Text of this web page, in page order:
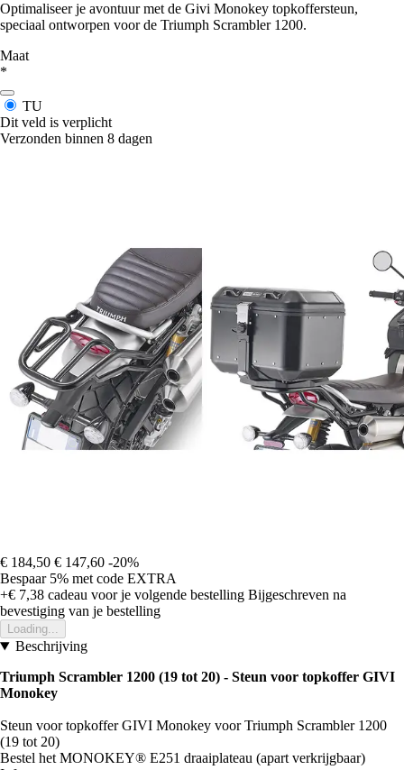
Optimaliseer je avontuur met de Givi Monokey topkoffersteun,
speciaal ontworpen voor de Triumph Scrambler 1200.
Maat
*
TU
Dit veld is verplicht
Verzonden binnen 8 dagen
€ 184,50 € 147,60 -20%
Bespaar 5% met code EXTRA
+€ 7,38 cadeau voor je volgende bestelling Bijgeschreven na
bevestiging van je bestelling
Loading...
Beschrijving
Triumph Scrambler 1200 (19 tot 20) - Steun voor topkoffer GIVI
Monokey
Steun voor topkoffer GIVI Monokey voor Triumph Scrambler 1200
(19 tot 20)
Bestel het MONOKEY® E251 draaiplateau (apart verkrijgbaar)